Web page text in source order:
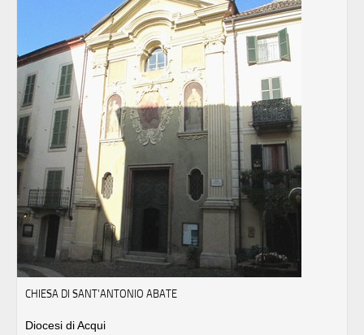
CHIESA DI SANT'ANTONIO ABATE
Diocesi di Acqui